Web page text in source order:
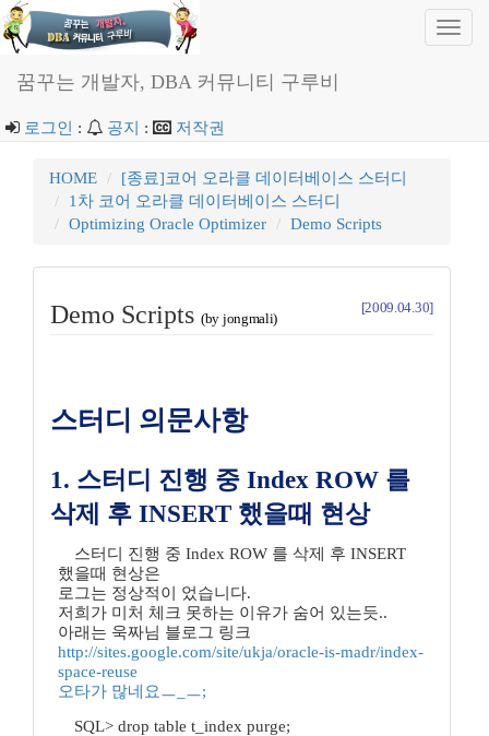
꿈꾸는 개발자, DBA 커뮤니티 구루비
로그인 : 공지 : 저작권
HOME
[종료]코어 오라클 데이터베이스 스터디
1차 코어 오라클 데이터베이스 스터디
Optimizing Oracle Optimizer
Demo Scripts
Demo Scripts (by jongmali)
[2009.04.30]
스터디 의문사항
1. 스터디 진행 중 Index ROW 를
삭제 후 INSERT 했을때 현상
스터디 진행 중 Index ROW 를 삭제 후 INSERT
했을때 현상은
로그는 정상적이 었습니다.
저희가 미처 체크 못하는 이유가 숨어 있는듯..
아래는 욱짜님 블로그 링크
http://sites.google.com/site/ukja/oracle-is-madr/index-
space-reuse
오타가 많네요ㅡ_ㅡ;
SQL> drop table t_index purge;